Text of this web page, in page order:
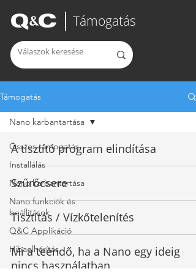
Támogatás
Támogatás
Összes támogatás
Installálás
Nano karbantartása
Nano funkciók és
beállítások
Q&C Applikáció
Hibaelhárítás
Nano karbantartása
A tisztító program elindítása
Szűrőcsere
Tisztítás / Vízkőtelenítés
Mi a teendő, ha a Nano egy ideig
nincs használatban